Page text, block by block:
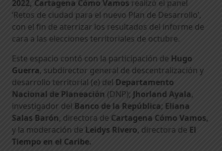
2022, Cartagena Cómo Vamos realizó el panel
‘Retos de ciudad para el nuevo Plan de Desarrollo’,
con el fin de aterrizar los resultados del informe de
cara a las elecciones territoriales de octubre.
Este espacio contó con la participación de Hugo
Guerra, subdirector general de descentralización y
desarrollo territorial (e) del Departamento
Nacional de Planeación (DNP); Jhorland Ayala,
investigador del Banco de la República; Eliana
Salas Barón, directora de Cartagena Cómo Vamos,
y la moderación de Leidys Rivero, directora de El
Tiempo en el Caribe.